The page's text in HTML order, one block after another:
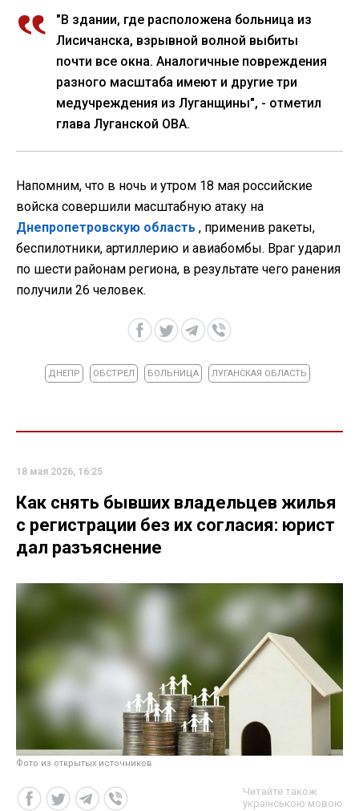
"В здании, где расположена больница из
Лисичанска, взрывной волной выбиты
почти все окна. Аналогичные повреждения
разного масштаба имеют и другие три
медучреждения из Луганщины", - отметил
глава Луганской ОВА.
Напомним, что в ночь и утром 18 мая российские
войска совершили масштабную атаку на
Днепропетровскую область , применив ракеты,
беспилотники, артиллерию и авиабомбы. Враг ударил
по шести районам региона, в результате чего ранения
получили 26 человек.
ДНЕПР ОБСТРЕЛ БОЛЬНИЦА ЛУГАНСКАЯ ОБЛАСТЬ
18 мая 2026, 16:25
Как снять бывших владельцев жилья
с регистрации без их согласия: юрист
дал разъяснение
Фото из открытых источников
Читайте також
українською мовою